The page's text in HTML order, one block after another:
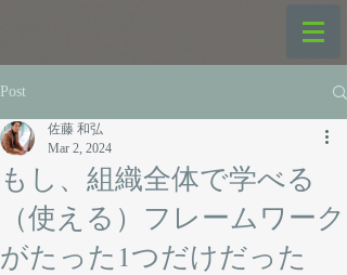
Post
もし、組織全体で学べる
（使える）フレームワーク
がたった1つだけだった
佐藤 和弘
Mar 2, 2024